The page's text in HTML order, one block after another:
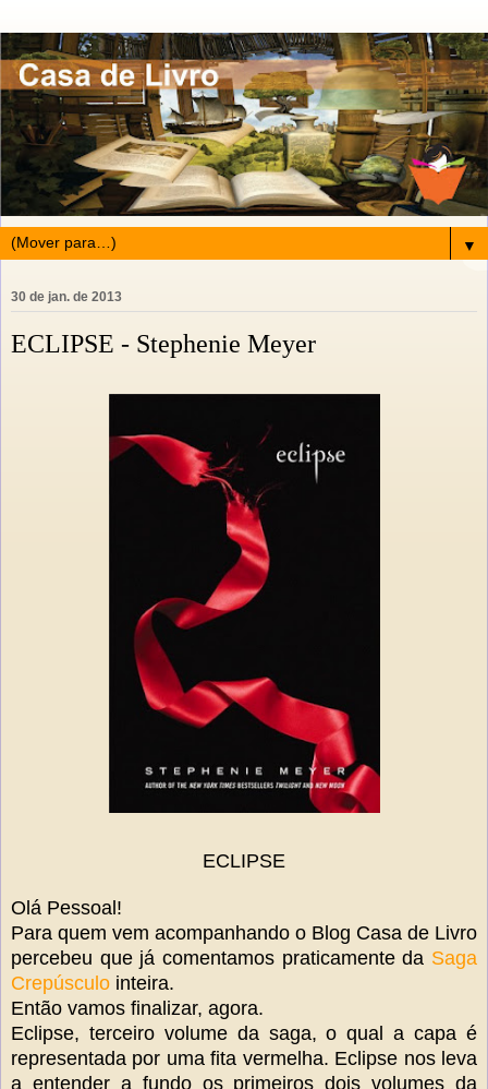
▼
30 de jan. de 2013
ECLIPSE - Stephenie Meyer
ECLIPSE
Olá Pessoal!
Para quem vem acompanhando o Blog Casa de Livro
percebeu que já comentamos praticamente da Saga
Crepúsculo inteira.
Então vamos finalizar, agora.
Eclipse, terceiro volume da saga, o qual a capa é
representada por uma fita vermelha. Eclipse nos leva
a entender a fundo os primeiros dois volumes da